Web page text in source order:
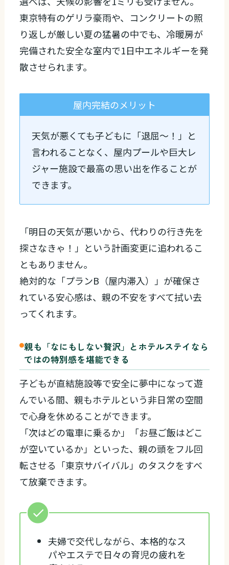
東京特有のゲリラ豪雨や、コンクリートの照
り返しが厳しい夏の猛暑の中でも、冷暖房が
完備された安全な室内で1日中エネルギーを発
散させられます。
屋内完結のメリット
天気が悪くても子どもに「退屈〜！」と
言われることなく、屋内プールや巨大レ
ジャー施設で最高の思い出を作ることが
できます。
「明日の天気が悪いから、代わりの行き先を
探さなきゃ！」という計画変更に追われるこ
ともありません。
絶対的な「プランB（屋内滞入）」が確保さ
れている安心感は、親の不安をすべて拭い去
ってくれます。
親も「なにもしない贅沢」とホテルステイなら
ではの特別感を堪能できる
子どもが直結施設等で安全に夢中になって遊
んでいる間、親もホテルという非日常の空間
で心身を休めることができます。
「次はどの電車に乗るか」「お昼ご飯はどこ
が空いているか」といった、親の頭をフル回
転させる「東京サバイバル」のタスクをすべ
て放棄できます。
夫婦で交代しながら、本格的なス
パやエステで日々の育児の疲れを